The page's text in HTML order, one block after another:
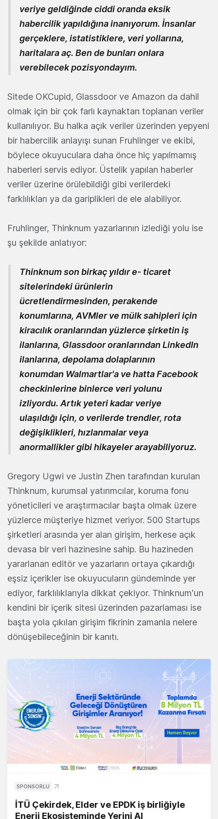
veriye geldiğinde ciddi oranda eksik
habercilik yapıldığına inanıyorum. İnsanlar
gerçeklere, istatistiklere, veri yollarına,
haritalara aç. Ben de bunları onlara
verebilecek pozisyondayım.
Sitede OKCupid, Glassdoor ve Amazon da dahil
olmak için bir çok farlı kaynaktan toplanan veriler
kullanılıyor. Bu halka açık veriler üzerinden yepyeni
bir habercilik anlayışı sunan Fruhlinger ve ekibi,
böylece okuyuculara daha önce hiç yapılmamış
haberleri servis ediyor. Üstelik yapılan haberler
veriler üzerine örülebildiği gibi verilerdeki
farklılıkları ya da gariplikleri de ele alabiliyor.
Fruhlinger, Thinknum yazarlarının izlediği yolu ise
şu şekilde anlatıyor:
Thinknum son birkaç yıldır e- ticaret
sitelerindeki ürünlerin
ücretlendirmesinden, perakende
konumlarına, AVMler ve mülk sahipleri için
kiracılık oranlarından yüzlerce şirketin iş
ilanlarına, Glassdoor oranlarından LinkedIn
ilanlarına, depolama dolaplarının
konumdan Walmartlar'a ve hatta Facebook
checkinlerine binlerce veri yolunu
izliyordu. Artık yeteri kadar veriye
ulaşıldığı için, o verilerde trendler, rota
değişiklikleri, hızlanmalar veya
anormallikler gibi hikayeler arayabiliyoruz.
Gregory Ugwi ve Justin Zhen tarafından kurulan
Thinknum, kurumsal yatırımcılar, koruma fonu
yöneticileri ve araştırmacılar başta olmak üzere
yüzlerce müşteriye hizmet veriyor. 500 Startups
şirketleri arasında yer alan girişim, herkese açık
devasa bir veri hazinesine sahip. Bu hazineden
yararlanan editör ve yazarların ortaya çıkardığı
eşsiz içerikler ise okuyucuların gündeminde yer
ediyor, farklılıklarıyla dikkat çekiyor. Thinknum'un
kendini bir içerik sitesi üzerinden pazarlaması ise
başta yola çıkılan girişim fikrinin zamanla nelere
dönüşebileceğinin bir kanıtı.
SPONSORLU
İTÜ Çekirdek, Elder ve EPDK iş birliğiyle
Enerji Ekosisteminde Yerini Al